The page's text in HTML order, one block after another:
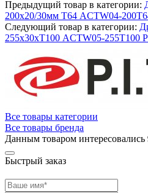
Предыдущий товар в категории:
200х20/30мм Т64 ACTW04-
Следующий товар в категории:
255х30хТ100 ACTW05-255T100
Все товары категории
Все товары бренда
Данным товаром интересовались
Быстрый заказ